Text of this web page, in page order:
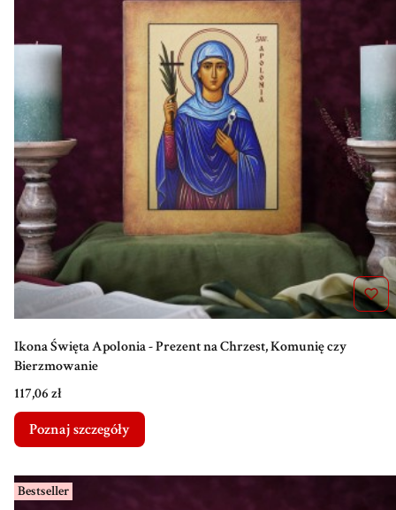
Ikona Święta Apolonia - Prezent na Chrzest, Komunię czy
Bierzmowanie
Cena
117,06 zł
Poznaj szczegóły
Bestseller